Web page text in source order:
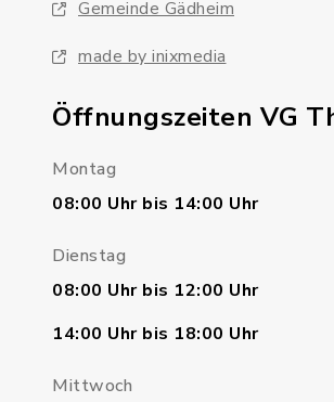
Gemeinde Gädheim
made by inixmedia
Öffnungszeiten VG
Montag
08:00 Uhr bis 14:00 Uhr
Dienstag
08:00 Uhr bis 12:00 Uhr
14:00 Uhr bis 18:00 Uhr
Mittwoch